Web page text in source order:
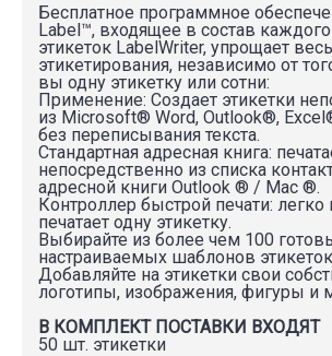
Бесплатное программное
Label™, входящее в состав
этикеток LabelWriter, упрощает
этикетирования, независимо от
вы одну этикетку или сотни:
Применение: Создает этикетки
из Microsoft® Word, Outlook®,
без переписывания текста.
Стандартная адресная книга:
непосредственно из списка
адресной книги Outlook ® / Mac ®.
Контроллер быстрой печати: легко
печатает одну этикетку.
Выбирайте из более чем 100
настраиваемых шаблонов
Добавляйте на этикетки свои
логотипы, изображения, фигуры и
В КОМПЛЕКТ ПОСТАВКИ ВХОДЯТ
50 шт. этикетки